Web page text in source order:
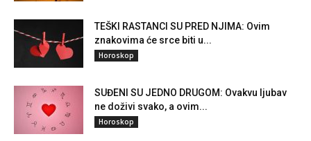
TEŠKI RASTANCI SU PRED NJIMA: Ovim
znakovima će srce biti u...
Horoskop
SUĐENI SU JEDNO DRUGOM: Ovakvu ljubav
ne doživi svako, a ovim...
Horoskop